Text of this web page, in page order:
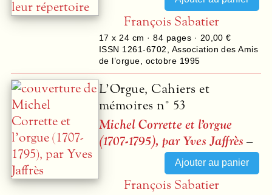
François Sabatier
17 x 24 cm ·84 pages · 20,00 €
ISSN 1261-6702
Association des Amis
de l’orgue
octobre 1995
L’Orgue, Cahiers et
mémoires n° 53
Michel Corrette et l’orgue
(1707-1795), par Yves Jaffrès –
François Sabatier